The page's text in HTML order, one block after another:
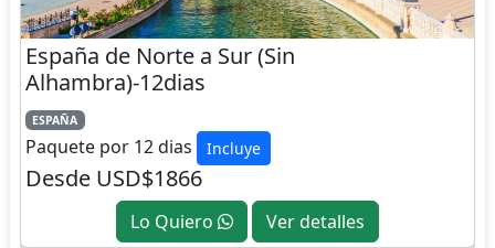
España de Norte a Sur (Sin
Alhambra)-12dias
ESPAÑA
Paquete por 12 dias Incluye
Desde USD$1866
Lo Quiero Ver detalles